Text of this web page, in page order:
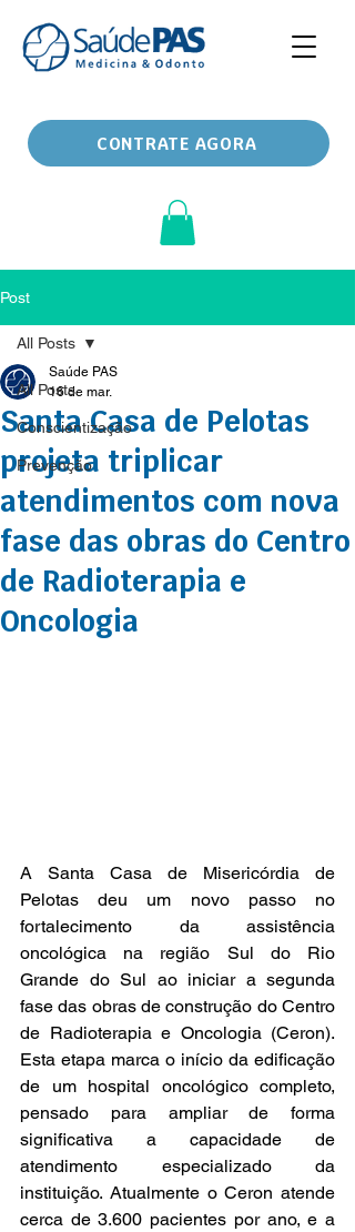
CONTRATE AGORA
Post
All Posts
Conscientização
Prevenção
All Posts
Santa Casa de Pelotas
projeta triplicar
atendimentos com nova
fase das obras do Centro
de Radioterapia e
Oncologia
Saúde PAS
16 de mar.
A Santa Casa de Misericórdia de
Pelotas deu um novo passo no
fortalecimento da assistência
oncológica na região Sul do Rio
Grande do Sul ao iniciar a segunda
fase das obras de construção do Centro
de Radioterapia e Oncologia (Ceron).
Esta etapa marca o início da edificação
de um hospital oncológico completo,
pensado para ampliar de forma
significativa a capacidade de
atendimento especializado da
instituição. Atualmente o Ceron atende
cerca de 3.600 pacientes por ano, e a